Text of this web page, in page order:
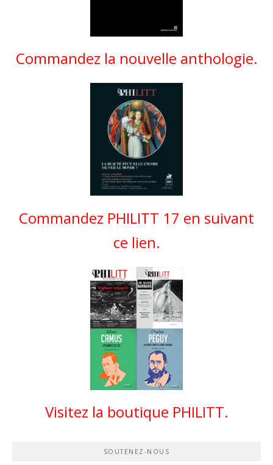
Commandez la nouvelle anthologie.
Commandez PHILITT 17 en suivant
ce lien.
Visitez la boutique PHILITT.
SOUTENEZ-NOUS